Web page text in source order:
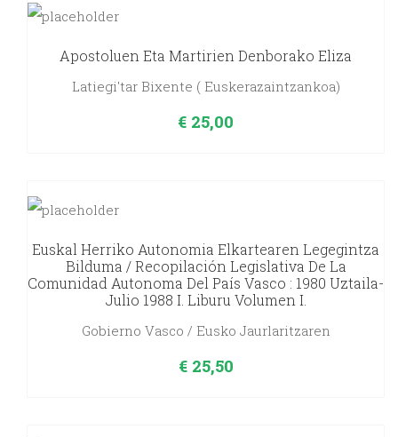
Apostoluen Eta Martirien Denborako Eliza
Latiegi'tar Bixente ( Euskerazaintzankoa)
€ 25,00
Euskal Herriko Autonomia Elkartearen Legegintza
Bilduma / Recopilación Legislativa De La
Comunidad Autonoma Del País Vasco : 1980 Uztaila-
Julio 1988 I. Liburu Volumen I.
Gobierno Vasco / Eusko Jaurlaritzaren
€25,50